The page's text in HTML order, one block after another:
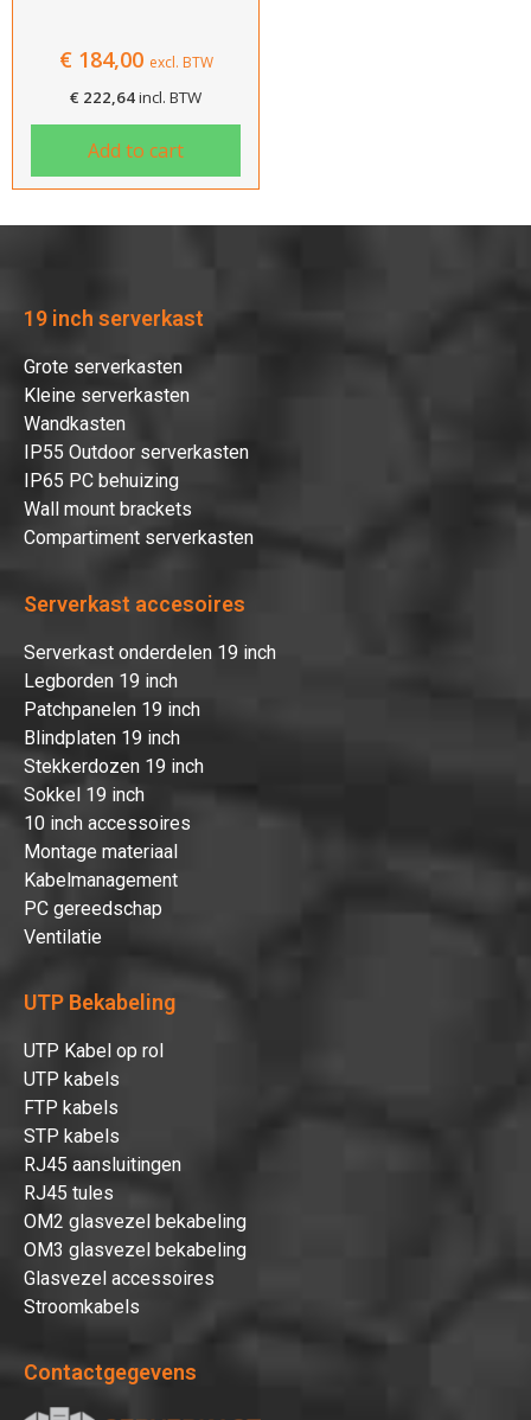
€184,00 excl. BTW
€ 222,64incl. BTW
Add to cart
19 inch serverkast
Grote serverkasten
Kleine serverkasten
Wandkasten
IP55 Outdoor serverkasten
IP65 PC behuizing
Wall mount brackets
Compartiment serverkasten
Serverkast accesoires
Serverkast onderdelen 19 inch
Legborden 19 inch
Patchpanelen 19 inch
Blindplaten 19 inch
Stekkerdozen 19 inch
Sokkel 19 inch
10 inch accessoires
Montage materiaal
Kabelmanagement
PC gereedschap
Ventilatie
UTP Bekabeling
UTP Kabel op rol
UTP kabels
FTP kabels
STP kabels
RJ45 aansluitingen
RJ45 tules
OM2 glasvezel bekabeling
OM3 glasvezel bekabeling
Glasvezel accessoires
Stroomkabels
Contactgegevens
Hartelijk dank!
Dit product is succesvol toegevoegd